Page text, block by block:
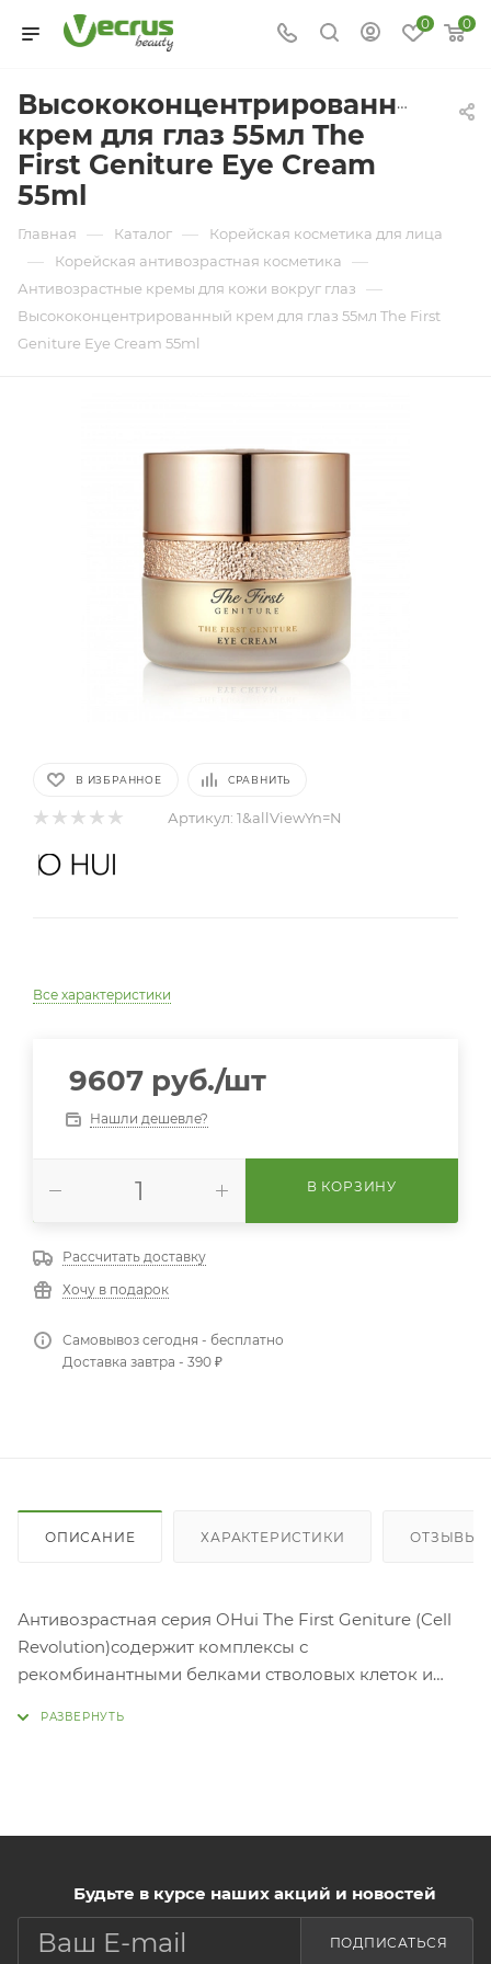
0 0
Высококонцентрированный
крем для глаз 55мл The
First Geniture Eye Cream
55ml
Главная — Каталог — Корейская косметика для лица
— Корейская антивозрастная косметика —
Антивозрастные кремы для кожи вокруг глаз —
Высококонцентрированный крем для глаз 55мл The First
Geniture Eye Cream 55ml
В ИЗБРАННОЕ СРАВНИТЬ
Артикул: 1&allViewYn=N
Все характеристики
9607 руб./шт
Нашли дешевле?
В КОРЗИНУ
Рассчитать доставку
Хочу в подарок
Самовывоз сегодня - бесплатно
Доставка завтра - 390 ₽
ОПИСАНИЕ ХАРАКТЕРИСТИКИ ОТЗЫВЫ
Антивозрастная серия OHui The First Geniture (Cell
Revolution)содержит комплексы с
рекомбинантными белками стволовых клеток и
перекисного окисления липидов, оказывает
действие, питает и омолаживает кожу.
OHui The First Geniture Eye Cream -
высококонцентрированный крем для глаз,
Будьте в курсе наших акций и новостей
ПОДПИСАТЬСЯ